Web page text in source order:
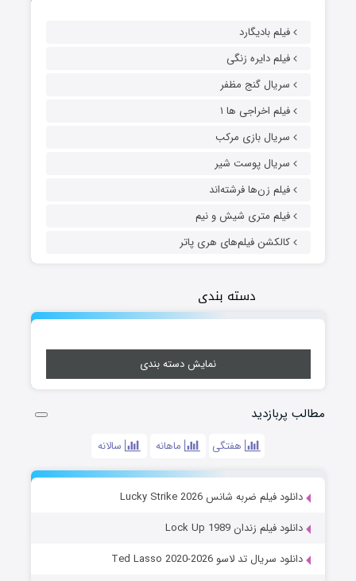
فیلم بادیگارد
فیلم دایره زنگی
سریال گنج مظفر
فیلم اخراجی ها ۱
سریال بازی مرکب
سریال پوست شیر
فیلم زن‌ها فرشته‌اند
فیلم متری شیش و نیم
کالکشن فیلم‌های هری پاتر
دسته بندی
نمایش دسته بندی
مطالب پربازدید
هفتگی ماهانه سالانه
دانلود فیلم ضربه شانس Lucky Strike 2026
دانلود فیلم زندان Lock Up 1989
دانلود سریال تد لاسو Ted Lasso 2020-2026